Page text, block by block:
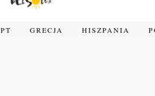
GRECJA HISZPANIA